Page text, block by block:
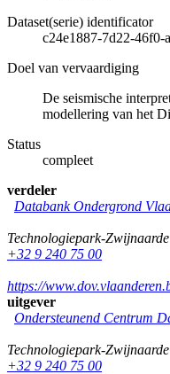
Dataset(serie) identificator
c24e1887-7d22-46f0-
Doel van vervaardiging
De seismische
modellering van het
Status
compleet
verdeler
Databank Ondergrond
Technologiepark-
+32 9 240 75 00
https://
uitgever
Ondersteunend Centrum
Technologiepark-
+32 9 240 75 00